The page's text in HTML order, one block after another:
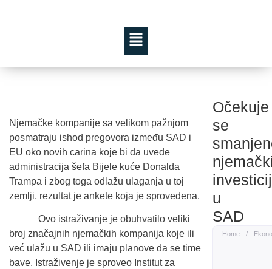
Njemačke kompanije sa velikom pažnjom
posmatraju ishod pregovora između SAD i
EU oko novih carina koje bi da uvede
administracija šefa Bijele kuće Donalda
Trampa i zbog toga odlažu ulaganja u toj
zemlji, rezultat je ankete koja je sprovedena.
Ovo istraživanje je obuhvatilo veliki
broj značajnih njemačkih kompanija koje ili
već ulažu u SAD ili imaju planove da se time
bave. Istraživenje je sproveo Institut za
Očekuje
se
u
SAD
Home /